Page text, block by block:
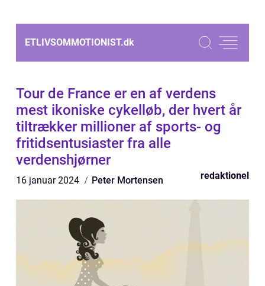
ETLIVSOMMOTIONIST.dk
Tour de France er en af verdens
mest ikoniske cykelløb, der hvert år
tiltrækker millioner af sports- og
fritidsentusiaster fra alle
verdenshjørner
16 januar 2024 Peter Mortensen redaktionel